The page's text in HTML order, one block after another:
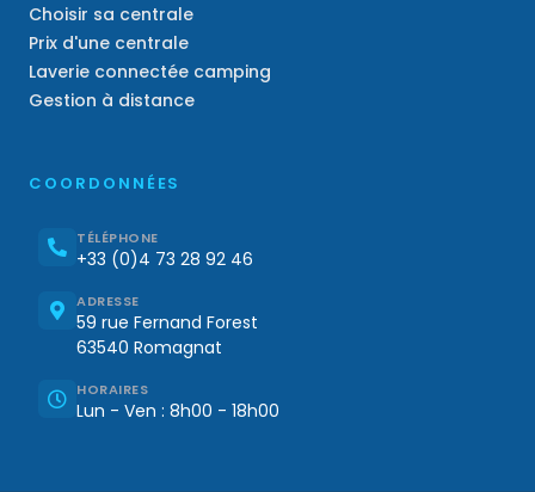
Choisir sa centrale
Prix d'une centrale
Laverie connectée camping
Gestion à distance
COORDONNÉES
TÉLÉPHONE
+33 (0)4 73 28 92 46
ADRESSE
59 rue Fernand Forest
63540 Romagnat
HORAIRES
Lun - Ven : 8h00 - 18h00